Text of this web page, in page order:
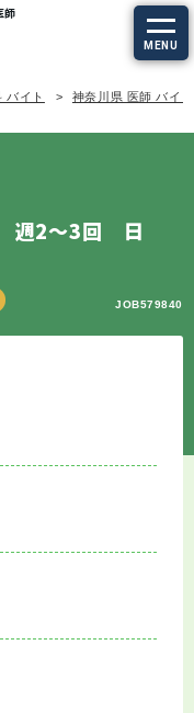
師
MENU
バイト 神奈川県 医師 バイト
週2～3回 日
JOB579840